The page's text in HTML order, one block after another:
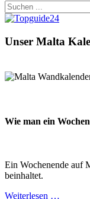
Unser Malta
Wie man ein
Ein Wochenende auf
beinhaltet.
Weiterlesen …